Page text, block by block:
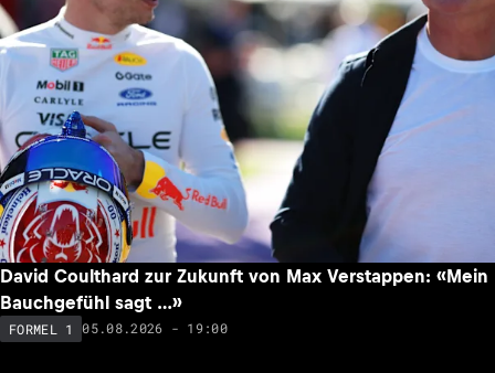
David Coulthard zur Zukunft von Max Verstappen: «Mein
Bauchgefühl sagt …»
FORMEL 1 05.08.2026 - 19:00